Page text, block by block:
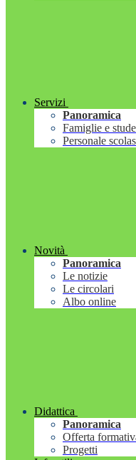
Servizi
Panoramica
Famiglie e
Personale
Novità
Panoramica
Le notizie
Le circolari
Albo online
Didattica
Panoramica
Offerta
Progetti